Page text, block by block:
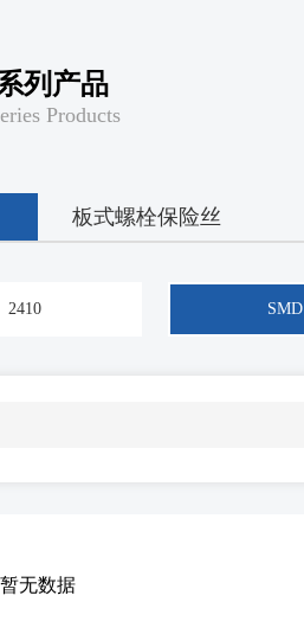
列产品
Products
板式螺栓保险丝
2410 SMD
暂无数据